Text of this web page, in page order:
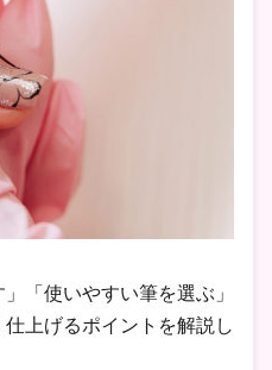
「使いやすい筆を選ぶ」
上げるポイントを解説し